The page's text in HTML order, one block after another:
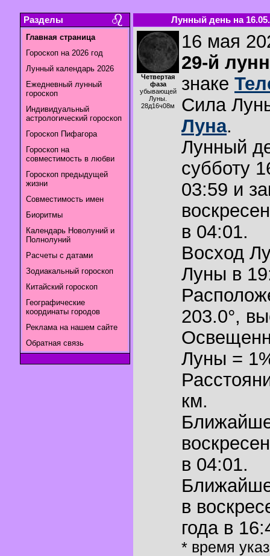
Разделы
Главная страница
Гороскоп на 2026 год
Лунный календарь 2026
Ежедневный лунный
гороскоп
Индивидуальный
астрологический гороскоп
Гороскоп Пифагора
Гороскоп на
совместимость в любви
Гороскоп предыдущей
жизни
Совместимость имен
Биоритмы
Календарь Новолуний и
Полнолуний
Расчеты с датами
Зодиакальный гороскоп
Китайский гороскоп
Географические
координаты городов
Реклама на нашем сайте
Обратная связь
Лунный день на
Четвертая
фаза
убывающей
Луны.
28д16ч08м
16 мая
29-й
знаке
Сила
Луна.
Лунный
субботу
03:59 и
в 04:01.
Восход
Луны в
203.0°,
Луны =
км.
в 04:01.
в
года в
* время